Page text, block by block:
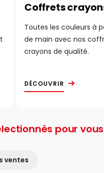
Coffrets
Toutes les couleurs à
de main avec nos
crayons de qualité.
DÉCOUVRIR
pour vous
ventes